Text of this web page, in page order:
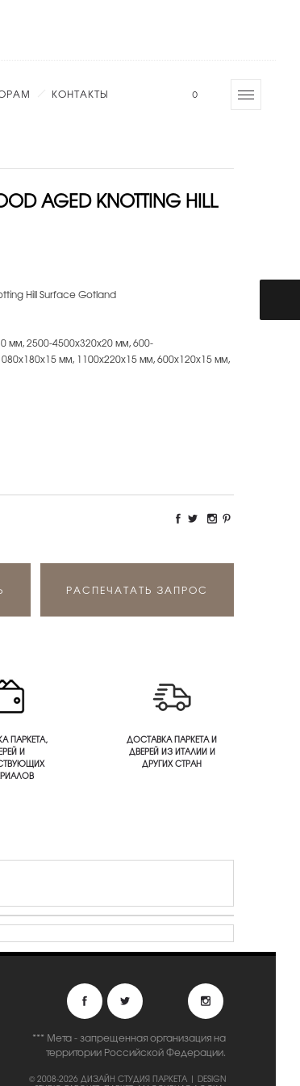
0
КОНТАКТЫ
AGED KNOTTING HILL
Hill Surface Gotland
мм, 2500-4500х320х20 мм, 600-
мм, 1100х220х15 мм, 600х120х15 мм,
РАСПЕЧАТАТЬ ЗАПРОС
ПАРКЕТА,
И
ДОСТАВКА ПАРКЕТА И
ДВЕРЕЙ ИЗ ИТАЛИИ И
ДРУГИХ СТРАН
*** Мета - запрещенная организация на
территории Российской Федерации.
© 2008-2026 ДИЗАЙН СТУДИЯ ПАРКЕТА | DESIGN